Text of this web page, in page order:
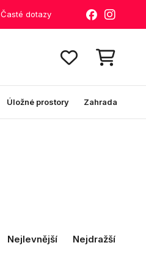
Časté dotazy
Úložné prostory Zahrada
Nejlevnější Nejdražší